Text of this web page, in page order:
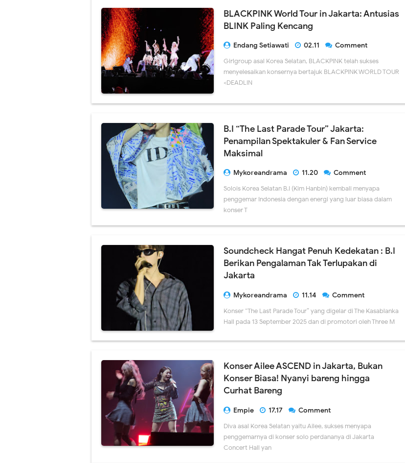
BLACKPINK World Tour in Jakarta: Antusias
BLINK Paling Kencang
Endang Setiawati 02.11
Comment
Girlgroup asal Korea Selatan, BLACKPINK telah sukses
menyelesaikan konsernya bertajuk BLACKPINK WORLD TOUR
<DEADLIN
B.I “The Last Parade Tour” Jakarta:
Penampilan Spektakuler & Fan Service
Maksimal
Mykoreandrama 11.20
Comment
Solois Korea Selatan B.I (Kim Hanbin) kembali menyapa
penggemar Indonesia dengan energi yang luar biasa dalam
konser T
Soundcheck Hangat Penuh Kedekatan : B.I
Berikan Pengalaman Tak Terlupakan di
Jakarta
Mykoreandrama 11.14
Comment
Konser “The Last Parade Tour” yang digelar di The Kasablanka
Hall pada 13 September 2025 dan di promotori oleh Three M
Konser Ailee ASCEND in Jakarta, Bukan
Konser Biasa! Nyanyi bareng hingga
Curhat Bareng
Empie 17.17
Comment
Diva asal Korea Selatan yaitu Ailee, sukses menyapa
penggemarnya di konser solo perdananya di Jakarta
Concert Hall yan